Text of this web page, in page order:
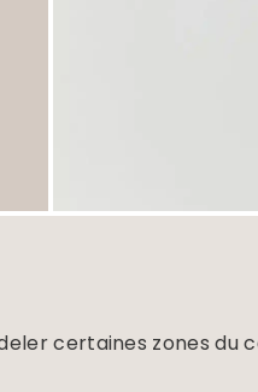
certaines zones du